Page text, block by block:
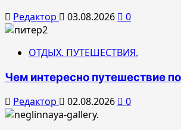
Редактор 03.08.2026 0
ОТДЫХ. ПУТЕШЕСТВИЯ.
Чем интересно путешествие
Редактор 02.08.2026 0